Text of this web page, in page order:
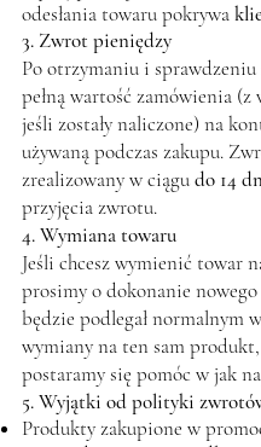
odesłania towaru pokrywa
3. Zwrot pieniędzy
Po otrzymaniu i
pełną wartość zamówienia (z
jeśli zostały naliczone) na
używaną podczas zakupu.
zrealizowany w ciągudo 14
przyjęcia zwrotu.
4. Wymiana towaru
Jeśli chcesz wymienić towar
prosimy o dokonanie
będzie podlegał normalnym
wymiany na ten sam
postaramy się pomóc w jak
5. Wyjątki od polityki
Produkty zakupione w